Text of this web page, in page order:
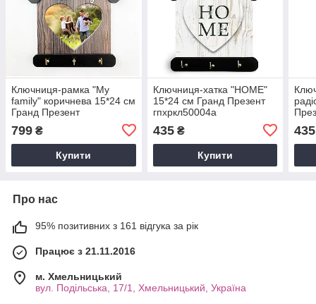
Ключниця-рамка "My
family" коричнева 15*24 см
Гранд Презент
799 ₴
Купити
Ключниця-хатка "HOME"
15*24 см Гранд Презент
гпхркл50004а
435₴
Купити
435
Про нас
95% позитивних з 161 відгука за рік
Працює з 21.11.2016
м. Хмельницький
вул. Подільська, 17/1, Хмельницький, Україна